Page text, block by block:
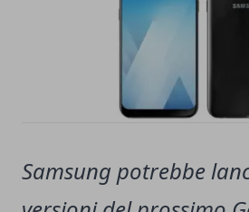
Samsung potrebbe